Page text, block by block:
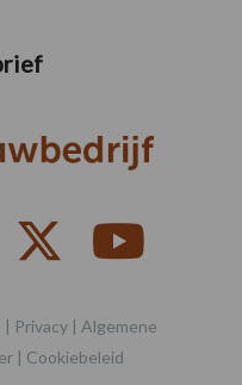
| Privacy | Algemene
| Cookiebeleid